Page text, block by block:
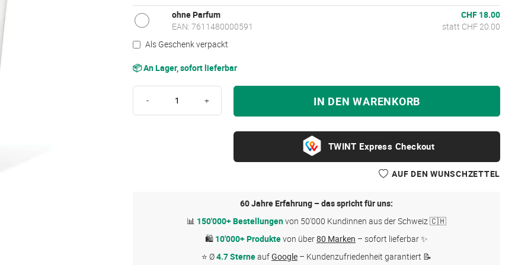
ohne Parfum
EAN: 7611480000591
CHF 18.00
statt CHF 20.00
Als Geschenk verpackt
📦 An Lager, sofort lieferbar
- + IN DEN WARENKORB
Express Checkout
AUF DEN WUNSCHZETTEL
60 Jahre Erfahrung – das spricht für uns:
📊 150'000+ Bestellungenvon 50'000 Kundinnen aus der Schweiz 🇨🇭
🛍 10'000+ Produktevon über80 Marken – sofort lieferbar ✨
⭐ Ø4.7 SterneaufGoogle – Kundenzufriedenheit garantiert 📝